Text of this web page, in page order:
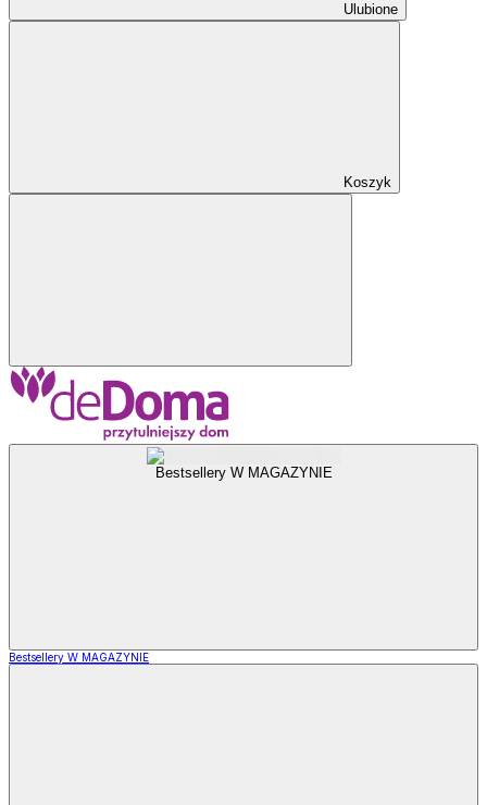
Ulubione
Koszyk
Bestsellery W MAGAZYNIE
Bestsellery W MAGAZYNIE